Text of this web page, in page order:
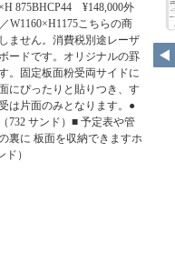
875BHCP44 ¥148,000外
W1160×H1175こちらの商
ません。消費税別途レーザ
ードです。オリジナルの罫
。固定板面粉受両サイドに
にぴったりと貼りつき、す
は片面のみとなります。●
732 サンド）■ 予定表や管
裏に 板面を収納できますホ
）